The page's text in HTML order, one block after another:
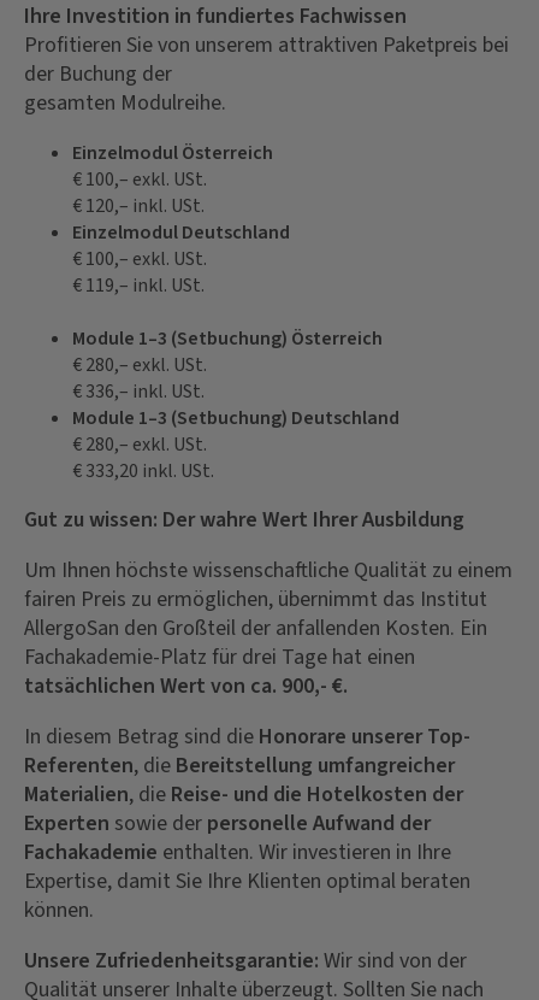
Ihre Investition in fundiertes Fachwissen
Profitieren Sie von unserem attraktiven Paketpreis bei
der Buchung der
gesamten Modulreihe.
Einzelmodul Österreich
€ 100,– exkl. USt.
€ 120,– inkl. USt.
Einzelmodul Deutschland
€ 100,– exkl. USt.
€ 119,– inkl. USt.
Module 1–3 (Setbuchung) Österreich
€ 280,– exkl. USt.
€ 336,– inkl. USt.
Module 1–3 (Setbuchung) Deutschland
€ 280,– exkl. USt.
€ 333,20 inkl. USt.
Gut zu wissen: Der wahre Wert Ihrer Ausbildung
Um Ihnen höchste wissenschaftliche Qualität zu einem
fairen Preis zu ermöglichen, übernimmt das Institut
AllergoSan den Großteil der anfallenden Kosten. Ein
Fachakademie-Platz für drei Tage hat einen
tatsächlichen Wert von ca. 900,- €.
In diesem Betrag sind die Honorare unserer Top-
Referenten, die Bereitstellung umfangreicher
Materialien, die Reise- und die Hotelkosten der
Experten sowie der personelle Aufwand der
Fachakademie enthalten. Wir investieren in Ihre
Expertise, damit Sie Ihre Klienten optimal beraten
können.
Unsere Zufriedenheitsgarantie: Wir sind von der
Qualität unserer Inhalte überzeugt. Sollten Sie nach